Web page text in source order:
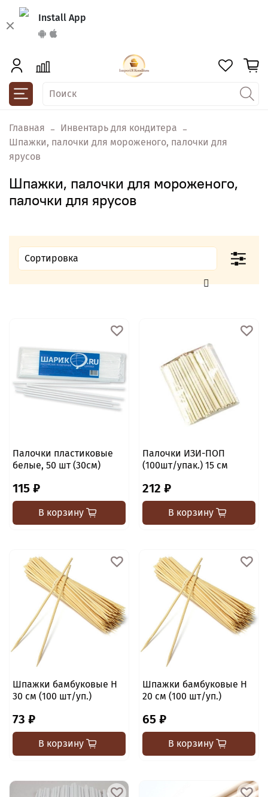
Install App
Главная
Инвентарь для кондитера
Шпажки, палочки для мороженого, палочки для
ярусов
Шпажки, палочки для мороженого,
палочки для ярусов
Палочки пластиковые
белые, 50 шт (30см)
115 ₽
В корзину
Палочки ИЗИ-ПОП
(100шт/упак.) 15 см
212 ₽
В корзину
Шпажки бамбуковые H
30 см (100 шт/уп.)
73 ₽
В корзину
Шпажки бамбуковые H
20 см (100 шт/уп.)
65 ₽
В корзину